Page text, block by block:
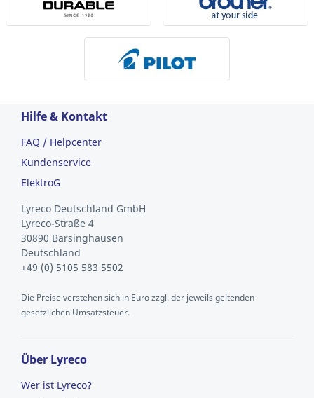
Hilfe & Kontakt
FAQ / Helpcenter
Kundenservice
ElektroG
Lyreco Deutschland GmbH
Lyreco-Straße 4
30890 Barsinghausen
Deutschland
+49 (0) 5105 583 5502
Die Preise verstehen sich in Euro zzgl. der jeweils geltenden
gesetzlichen Umsatzsteuer.
Über Lyreco
Wer ist Lyreco?